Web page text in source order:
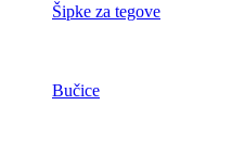
Šipke za tegove
Bučice